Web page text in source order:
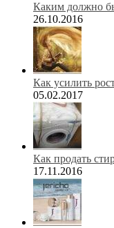
Каким должно
26.10.2016
Как усилить
05.02.2017
Как продать
17.11.2016